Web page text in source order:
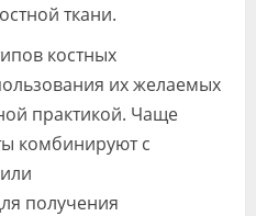
ткани.
костных
их желаемых
практикой. Чаще
комбинируют с
получения